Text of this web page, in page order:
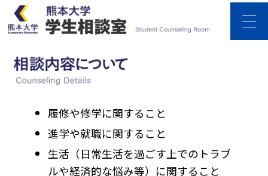
履修や修学に関すること
進学や就職に関すること
生活（日常生活を過ごす上でのトラブ
ルや経済的な悩み等）に関すること
ホーム
学生相談室について